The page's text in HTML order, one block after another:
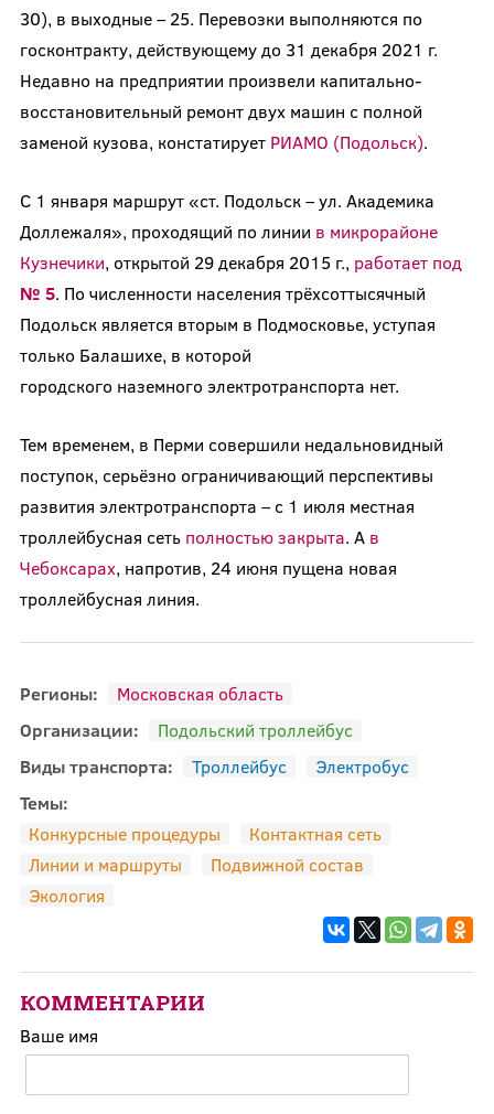
30), в выходные – 25. Перевозки выполняются по
госконтракту, действующему до 31 декабря 2021 г.
Недавно на предприятии произвели капитально-
восстановительный ремонт двух машин с полной
заменой кузова, констатирует РИАМО (Подольск).
С 1 января маршрут «ст. Подольск – ул. Академика
Доллежаля», проходящий по линии в микрорайоне
Кузнечики, открытой 29 декабря 2015 г., работает под
№ 5. По численности населения трёхсоттысячный
Подольск является вторым в Подмосковье, уступая
только Балашихе, в которой
городского наземного электротранспорта нет.
Тем временем, в Перми совершили недальновидный
поступок, серьёзно ограничивающий перспективы
развития электротранспорта – с 1 июля местная
троллейбусная сеть полностью закрыта. А в
Чебоксарах, напротив, 24 июня пущена новая
троллейбусная линия.
Регионы:
Московская область
Организации:
Подольский троллейбус
Виды транспорта:
Троллейбус
Электробус
Темы:
Конкурсные процедуры
Контактная сеть
Линии и маршруты
Подвижной состав
Экология
КОММЕНТАРИИ
Ваше имя